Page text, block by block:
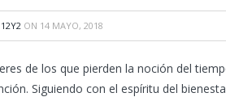
12Y2 ON 14 MAYO, 2018
de los que pierden la noción del
Siguiendo con el espíritu del